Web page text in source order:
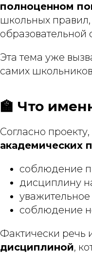
полноценном
школьных
образовательной
Эта тема уже
самих
🏫 Что
Согласно
академических
соблюдение
дисциплину
соблюдение
Фактически речь
дисциплиной,